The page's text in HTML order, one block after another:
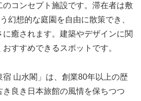
のコンセプト施設です。滞在者は敷
幻想的な庭園を自由に散策でき、
癒されます。建築やデザインに関
すすめできるスポットです。
宿 山水閣」は、創業80年以上の歴
き良き日本旅館の風情を保ちつつ